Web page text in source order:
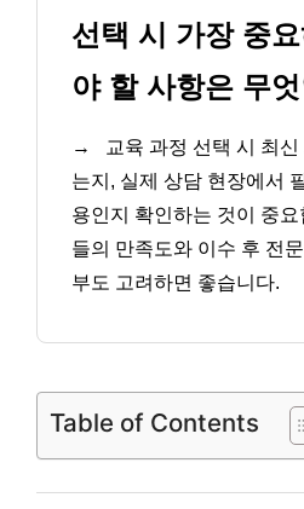
선택 시 가장 중
야 할 사항은 무
→
교육 과정 선택 시 최
는지, 실제 상담 현장에서
용인지 확인하는 것이 중
들의 만족도와 이수 후 전
부도 고려하면 좋습니다.
Table of Contents